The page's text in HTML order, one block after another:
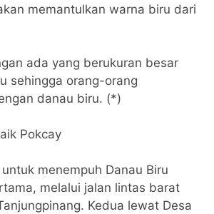
memantulkan warna biru dari
ada yang berukuran besar
sehingga orang-orang
danau biru. (*)
Pokcay
menempuh Danau Biru
melalui jalan lintas barat
Kedua lewat Desa